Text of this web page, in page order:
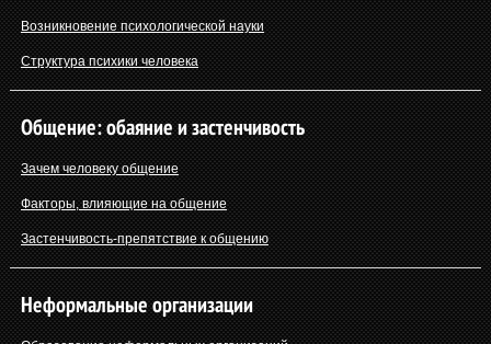
Возникновение психологической науки
Структура психики человека
Общение: обаяние и застенчивость
Зачем человеку общение
Факторы, влияющие на общение
Застенчивость-препятствие к общению
Неформальные организации